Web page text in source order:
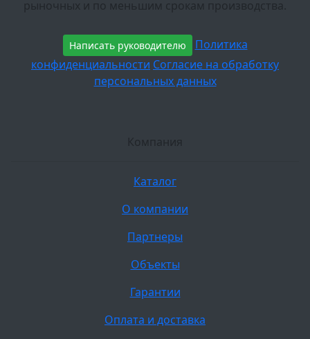
рыночных и по меньшим срокам производства.
Написать руководителю
Политика
конфиденциальности Согласие на обработку
персональных данных
Компания
Каталог
О компании
Партнеры
Объекты
Гарантии
Оплата и доставка